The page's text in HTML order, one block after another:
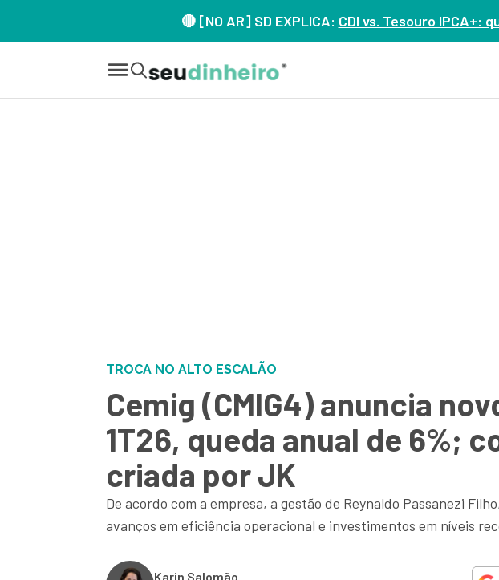
🔴 [NO AR] SD EXPLICA: CDI vs. Tesouro IPCA+:
TROCA NO ALTO ESCALÃO
Cemig (CMIG4) anuncia
1T26, queda anual de 6%;
criada por JK
De acordo com a empresa, a gestão de Reynaldo Passanezi
avanços em eficiência operacional e investimentos em níveis
Karin Salomão